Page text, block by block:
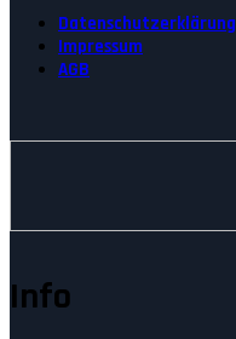
Datenschutzerklärung
Impressum
AGB
Info